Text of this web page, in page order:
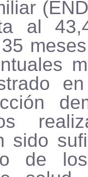
al
sido
de